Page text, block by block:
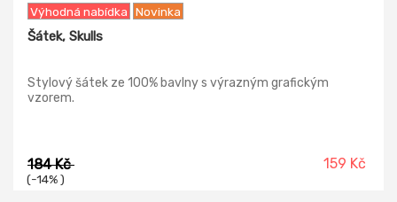
Výhodná nabídka Novinka
Šátek, Skulls
Stylový šátek ze 100% bavlny s výrazným grafickým
vzorem.
184 Kč
(-14% )
159 Kč